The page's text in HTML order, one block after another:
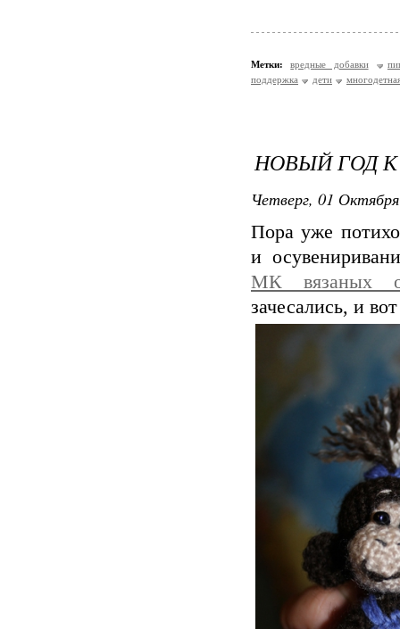
Метки: вредные добавки
поддержка
дети
НОВЫЙ ГОД
Четверг, 01
Пора уже
и
МК вязаных
зачесались, и